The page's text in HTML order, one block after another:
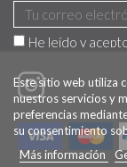
He leído y
Este sitio web utiliza
nuestros servicios y
preferencias
su consentimiento
Más información